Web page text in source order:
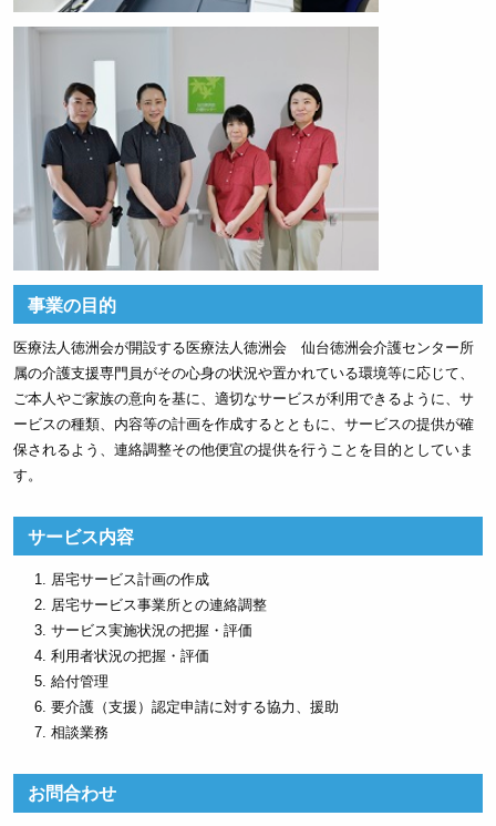
事業の目的
医療法人徳洲会が開設する医療法人徳洲会 仙台徳洲会介護センター所
属の介護支援専門員がその心身の状況や置かれている環境等に応じて、
ご本人やご家族の意向を基に、適切なサービスが利用できるように、サ
ービスの種類、内容等の計画を作成するとともに、サービスの提供が確
保されるよう、連絡調整その他便宜の提供を行うことを目的としていま
す。
サービス内容
居宅サービス計画の作成
居宅サービス事業所との連絡調整
サービス実施状況の把握・評価
利用者状況の把握・評価
給付管理
要介護（支援）認定申請に対する協力、援助
相談業務
お問合わせ